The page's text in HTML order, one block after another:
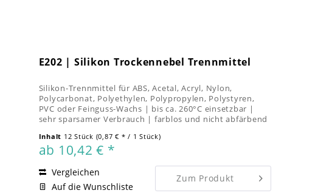
E202 | Silikon Trockennebel Trennmittel
Silikon-Trennmittel für ABS, Acetal, Acryl, Nylon,
Polycarbonat, Polyethylen, Polypropylen, Polystyren,
PVC oder Feinguss-Wachs | bis ca. 260°C einsetzbar |
sehr sparsamer Verbrauch | farblos und nicht abfärbend
Inhalt 12 Stück (0,87 € * / 1 Stück)
ab 10,42 € *
Zum Produkt
Vergleichen
Auf die Wunschliste